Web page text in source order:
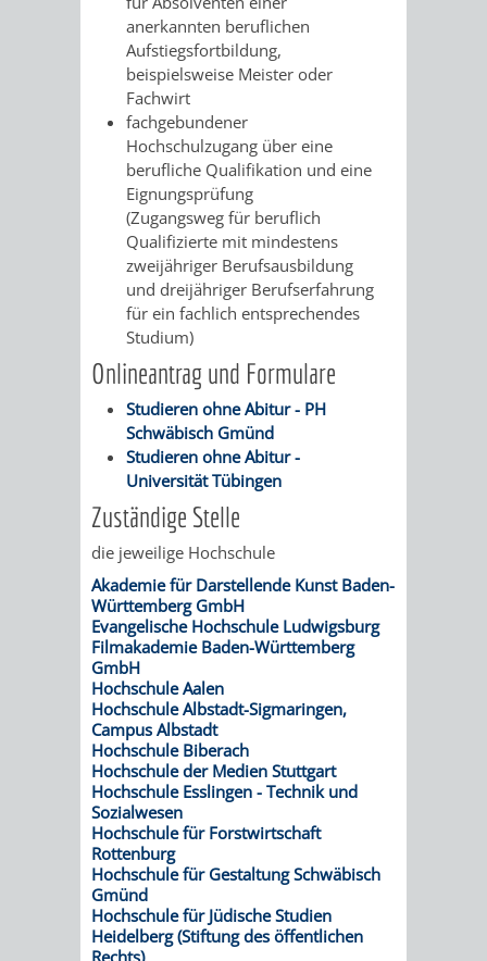
HILFE
MENSCHEN
MIT
BEHINDERUNG
MENSCHEN
MIT
DEMENZ
MIGRANTEN
FLÜCHTLINGE
BAUHERREN
BAUHERRENBERATUNG
GRUNDSTÜCKSWERTERMITTLUNG
DENKMALSCHUTZ
AUFGABEN
DER
UNTEREN
DENKMALSCHUTZBEHÖRDE
STEUERVORTEILE
SATZUNGEN
IM
BEREICH
DENKMALSCHUTZ
GENEHMIGUNGSVERFAHREN
TAG
DES
OFFENEN
DENKMALS
VERKAUF
STÄDTISCHER
BAUPLÄTZE
VERKAUF
STÄDTISCHER
HÄUSER
/
ABWASSERBESEITIGUNG
ERSCHLIESSUNGSBEITRAG
ANTRAGSVERFAHREN
VERMIETE
DOCH
BERATUNGSERGEBNISSE
TAGESORDNUNG
/
UMLEGUNGSAUSSCHUSS
BERATENDE
AUSSCHÜSSE
RATHAUS
BÜRGERMEISTER
DEZERNATE
UND
DENKMALSCHUTZ
anerkannten beruflichen
Aufstiegsfortbildung,
beispielsweise Meister oder
Fachwirt
fachgebundener
Hochschulzugang über eine
berufliche Qualifikation und eine
Eignungsprüfung
(Zugangsweg für beruflich
Qualifizierte mit mindestens
zweijähriger Berufsausbildung
und dreijähriger Berufserfahrung
für ein fachlich entsprechendes
Studium)
Onlineantrag und Formulare
Studieren ohne Abitur - PH
Schwäbisch Gmünd
Studieren ohne Abitur -
Universität Tübingen
Zuständige Stelle
die jeweilige Hochschule
Akademie für Darstellende Kunst Baden-
Württemberg GmbH
Evangelische Hochschule Ludwigsburg
Filmakademie Baden-Württemberg
GmbH
Hochschule Aalen
Hochschule Albstadt-Sigmaringen,
Campus Albstadt
Hochschule Biberach
Hochschule der Medien Stuttgart
Hochschule Esslingen - Technik und
Sozialwesen
Hochschule für Forstwirtschaft
Rottenburg
Hochschule für Gestaltung Schwäbisch
Gmünd
Hochschule für Jüdische Studien
Heidelberg (Stiftung des öffentlichen
Rechts)